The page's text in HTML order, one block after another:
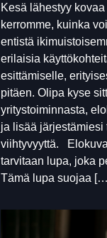
Kesä lähestyy
kerromme, kuinka
entistä
erilaisia
esittämiselle,
pitäen. Olipa kyse
yritystoiminnasta,
ja lisää järjestämiesi
viihtyvyyttä.
tarvitaan lupa, joka
Tämä lupa suojaa